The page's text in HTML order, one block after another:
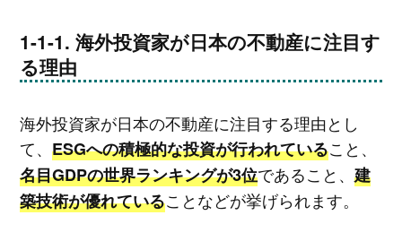
海外投資家が日本の不動産に注目す
る理由
海外投資家が日本の不動産に注目する理由とし
て、 ESGへの積極的な投資が行われていること、
名目GDPの世界ランキングが3位であること、 建
築技術が優れていることなどが挙げられます。